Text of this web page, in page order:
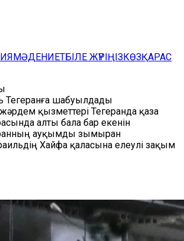
МӘДЕНИЕТБІЛЕ ЖҮРІҢІЗКӨЗҚАРАС
Тегеранға шабуылдады
қызметтері Тегеранда қаза
алты бала бар екенін
ауқымды зымыран
Хайфа қаласына елеулі зақым